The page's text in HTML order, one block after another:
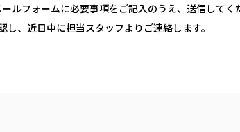
ルフォームに必要事項をご記入のうえ、送信してく
し、近日中に担当スタッフよりご連絡します。